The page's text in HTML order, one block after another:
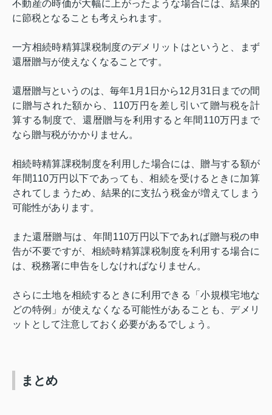
不動産の時価が大幅に上がったような場合には、結果的
に節税となることも考えられます。
一方相続時精算課税制度のデメリットはというと、まず
還暦贈与が使えなくなることです。
還暦贈与というのは、毎年1 月 1 日から12 月 31 日までの間
に贈与された額から、 110万円を差し引いて贈与税を計
算する制度で、還暦贈与を利用すると年間 110万円まで
なら贈与税がかかりません。
相続時精算課税制度を利用した場合には、贈与する額が
年間110万円以下であっても、相続を受けるときに加算
されてしまうため、結果的に支払う税金が増えてしまう
可能性があります。
また還暦贈与は、年間 110万円以下であれば贈与税の申
告が不要ですが、相続時精算課税制度を利用する場合に
は、税務署に申告をしなければなりません。
さらに土地を相続するときに利用できる「小規模宅地な
どの特例」が使えなくなる可能性があることも、デメリ
ットとして注意しておく必要があるでしょう。
まとめ